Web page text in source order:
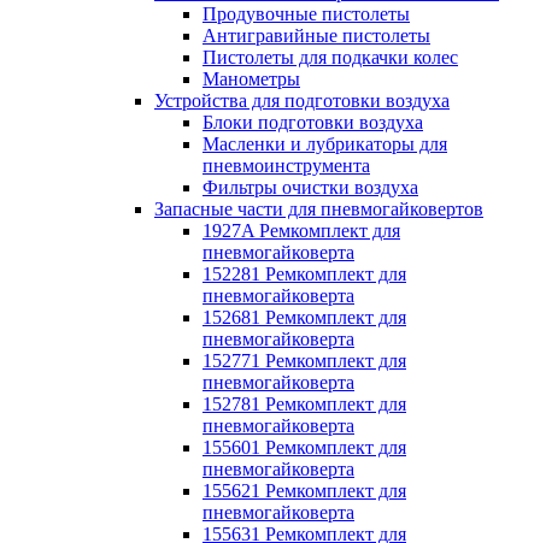
Продувочные пистолеты
Антигравийные пистолеты
Пистолеты для подкачки колес
Манометры
Устройства для подготовки воздуха
Блоки подготовки воздуха
Масленки и лубрикаторы для
пневмоинструмента
Фильтры очистки воздуха
Запасные части для пневмогайковертов
1927A Ремкомплект для
пневмогайковерта
152281 Ремкомплект для
пневмогайковерта
152681 Ремкомплект для
пневмогайковерта
152771 Ремкомплект для
пневмогайковерта
152781 Ремкомплект для
пневмогайковерта
155601 Ремкомплект для
пневмогайковерта
155621 Ремкомплект для
пневмогайковерта
155631 Ремкомплект для